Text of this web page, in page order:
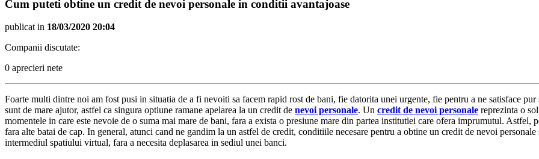
Cum puteti obtine un credit de nevoi personale in conditii avantajoase
publicat in 18/03/2020 20:04
Companii discutate:
0 aprecieri nete
Foarte multi dintre noi am fost pusi in situatia de a fi nevoiti sa facem rapid rost de bani, fie datorita unei urgente, fie pentru a ne satisface
sunt de mare ajutor, astfel ca singura optiune ramane apelarea la un credit de nevoi personale. Un credit de nevoi personale reprezinta o
momentele in care este nevoie de o suma mai mare de bani, fara a exista o presiune mare din partea institutiei care ofera imprumutul.
fara alte batai de cap. In general, atunci cand ne gandim la un astfel de credit, conditiile necesare pentru a obtine un credit de nevoi
intermediul spatiului virtual, fara a necesita deplasarea in sediul unei banci.